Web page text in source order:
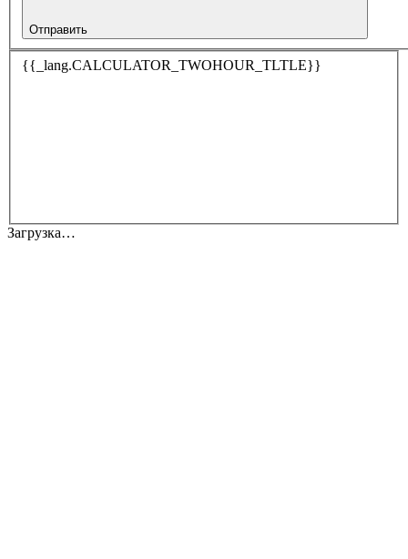
Отправить
{{_lang.CALCULATOR_TWOHOUR_TLTLE}}
Загрузка…